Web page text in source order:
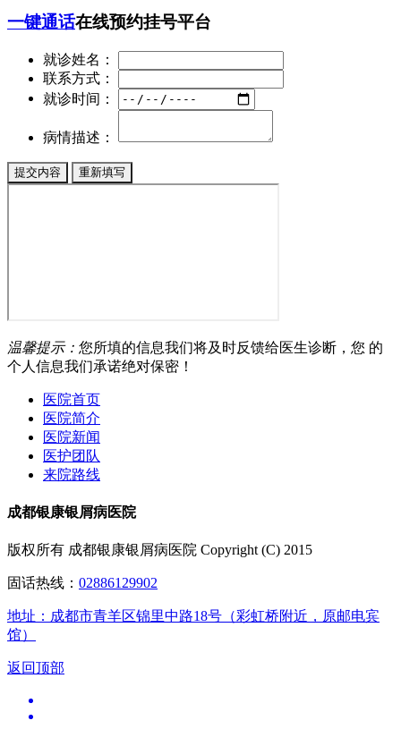
一键通话在线预约挂号平台
就诊姓名：
联系方式：
就诊时间：
病情描述：
温馨提示： 您所填的信息我们将及时反馈给医生诊断，您 的
个人信息我们承诺绝对保密！
医院首页
医院简介
医院新闻
医护团队
来院路线
成都银康银屑病医院
版权所有 成都银康银屑病医院 Copyright (C) 2015
固话热线： 02886129902
地址：成都市青羊区锦里中路18号（彩虹桥附近，原邮电宾
馆）
返回顶部